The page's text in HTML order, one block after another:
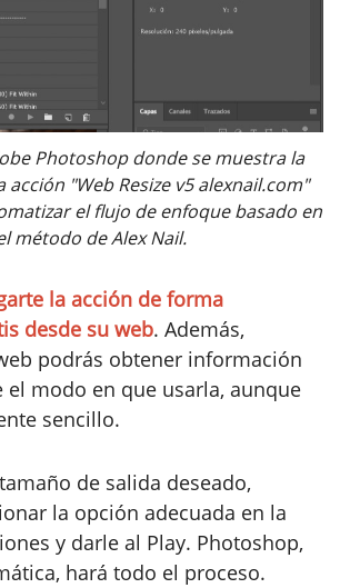
Photoshop donde se muestra la
acción "Web Resize v5 alexnail.com"
el flujo de enfoque basado en
método de Alex Nail.
la acción de forma
desde su web. Además,
podrás obtener información
modo en que usarla, aunque
sencillo.
de salida deseado,
la opción adecuada en la
y darle al Play. Photoshop,
hará todo el proceso.